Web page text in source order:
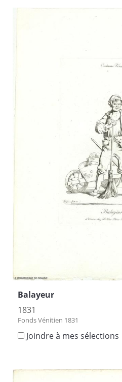
Balayeur
1831
Fonds Vénitien 1831
Joindre à mes sélections